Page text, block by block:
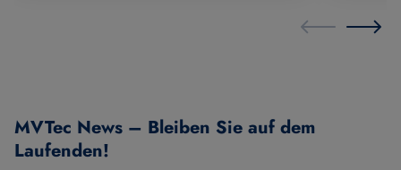
MVTec News – Bleiben Sie auf dem
Laufenden!